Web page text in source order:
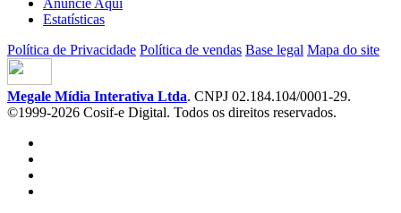
Anuncie Aqui
Estatísticas
Política de Privacidade Política de vendas Base legal Mapa do site
Megale Mídia Interativa Ltda. CNPJ 02.184.104/0001-29.
©1999-2026 Cosif-e Digital. Todos os direitos reservados.